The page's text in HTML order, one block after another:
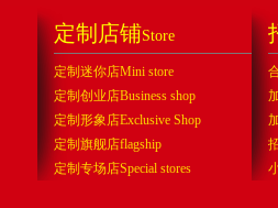
定制店铺Store
定制迷你店Mini store
定制创业店Business shop
定制形象店Exclusive Shop
定制旗舰店flagship
定制专场店Special stores